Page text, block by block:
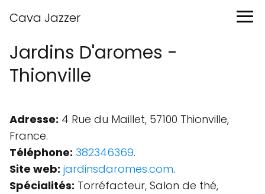
Cava Jazzer
Jardins D'aromes -
Thionville
Adresse: 4 Rue du Maillet, 57100 Thionville,
France.
Téléphone: 382346369.
Site web: jardinsdaromes.com.
Spécialités: Torréfacteur, Salon de thé,